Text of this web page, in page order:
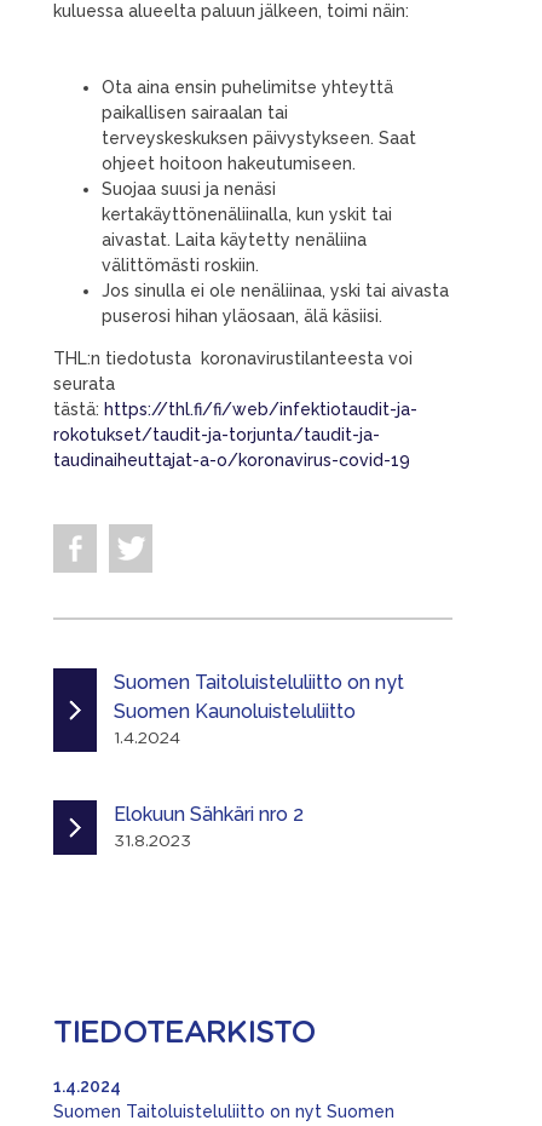
kuluessa alueelta paluun jälkeen, toimi näin:
Ota aina ensin puhelimitse yhteyttä
paikallisen sairaalan tai
terveyskeskuksen päivystykseen. Saat
ohjeet hoitoon hakeutumiseen.
Suojaa suusi ja nenäsi
kertakäyttönenäliinalla, kun yskit tai
aivastat. Laita käytetty nenäliina
välittömästi roskiin.
Jos sinulla ei ole nenäliinaa, yski tai aivasta
puserosi hihan yläosaan, älä käsiisi.
THL:n tiedotusta koronavirustilanteesta voi
seurata
tästä: https://thl.fi/fi/web/infektiotaudit-ja-
rokotukset/taudit-ja-torjunta/taudit-ja-
taudinaiheuttajat-a-o/koronavirus-covid-19
Suomen Taitoluisteluliitto on nyt
Suomen Kaunoluisteluliitto
1.4.2024
Elokuun Sähkäri nro 2
31.8.2023
TIEDOTEARKISTO
Suomen Taitoluisteluliitto on nyt Suomen
1.4.2024